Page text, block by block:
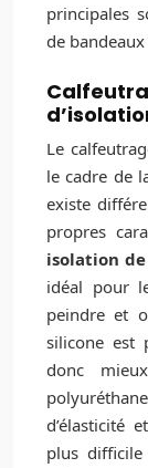
principales
de
Le
le cadre de
existe
propres
isolation
idéal pour
peindre et
silicone est
donc
d’élasticité
plus